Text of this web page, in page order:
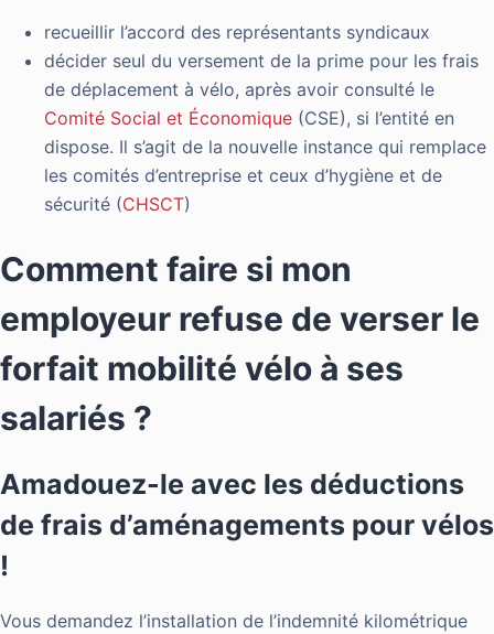
recueillir l’accord des représentants syndicaux
décider seul du versement de la prime pour les frais
de déplacement à vélo, après avoir consulté le
Comité Social et Économique (CSE), si l’entité en
dispose. Il s’agit de la nouvelle instance qui remplace
les comités d’entreprise et ceux d’hygiène et de
sécurité (CHSCT)
Comment faire si mon
employeur refuse de verser le
forfait mobilité vélo à ses
salariés ?
Amadouez-le avec les déductions
de frais d’aménagements pour vélos
!
Vous demandez l’installation de l’indemnité kilométrique